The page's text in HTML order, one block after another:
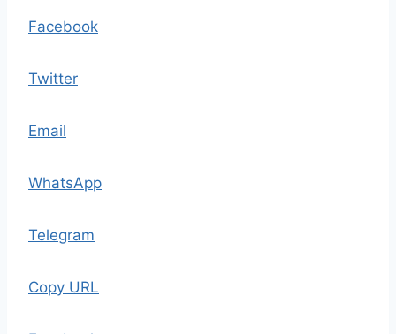
Facebook
Twitter
Email
WhatsApp
Telegram
Copy URL